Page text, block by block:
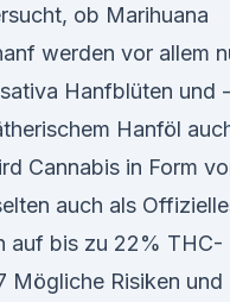
ob Marihuana
werden vor allem
Hanfblüten und -
Hanföl
Cannabis in Form
auch als
auf bis zu 22% THC-
Mögliche Risiken und